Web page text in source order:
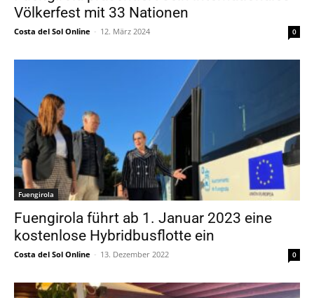
Völkerfest mit 33 Nationen
Costa del Sol Online - 12. März 2024 0
Fuengirola
Fuengirola führt ab 1. Januar 2023 eine
kostenlose Hybridbusflotte ein
Costa del Sol Online - 13. Dezember 2022 0